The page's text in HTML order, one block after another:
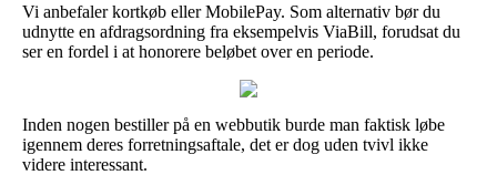
Vi anbefaler kortkøb eller MobilePay. Som alternativ bør du
udnytte en afdragsordning fra eksempelvis ViaBill, forudsat du
ser en fordel i at honorere beløbet over en periode.
Inden nogen bestiller på en webbutik burde man faktisk løbe
igennem deres forretningsaftale, det er dog uden tvivl ikke
videre interessant.